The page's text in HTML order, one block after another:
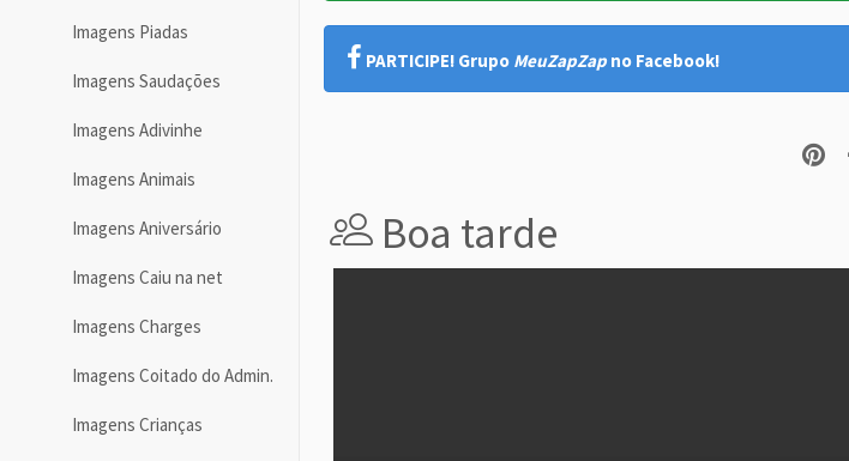
Imagens Piadas
Imagens Saudações
Imagens Adivinhe
Imagens Animais
Imagens Aniversário
Imagens Caiu na net
Imagens Charges
Imagens Coitado do Admin.
Imagens Crianças
PARTICIPE! Grupo MeuZapZap no Facebook!
Boa tarde